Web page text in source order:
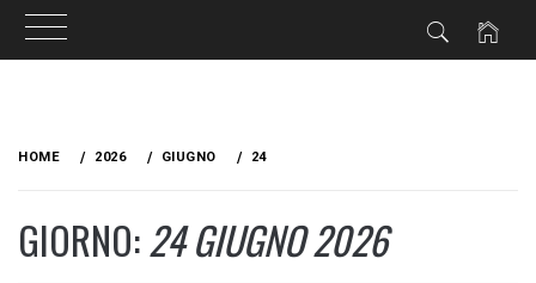
HOME 2026 GIUGNO 24
GIORNO:24 GIUGNO 2026